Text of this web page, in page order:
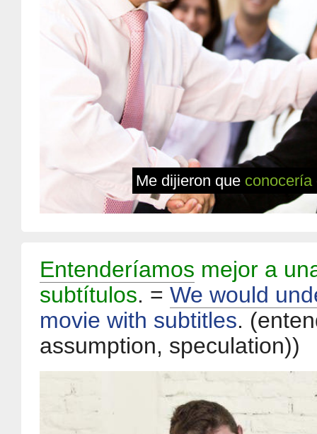
Me dijieron que conocería
Entenderíamos mejor a
subtítulos. = We would
movie with subtitles.
assumption, speculation))